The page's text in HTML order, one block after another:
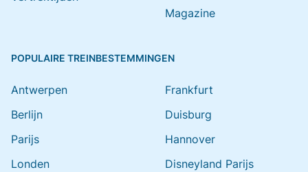
Magazine
POPULAIRE TREINBESTEMMINGEN
Antwerpen
Berlijn
Parijs
Londen
Frankfurt
Duisburg
Hannover
Disneyland Parijs